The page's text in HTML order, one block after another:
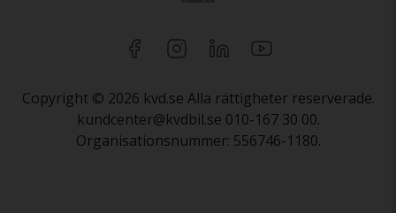
Copyright © 2026 kvd.se Alla rättigheter reserverade.
kundcenter@kvdbil.se 010-167 30 00.
Organisationsnummer: 556746-1180.